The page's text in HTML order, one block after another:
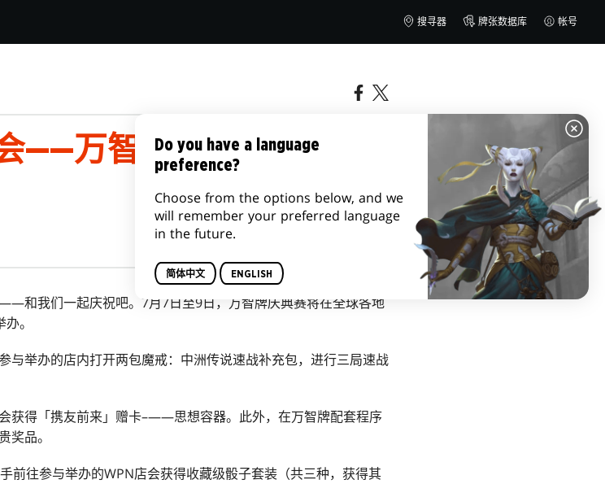
搜寻器 牌张数据库 帐号
——万智牌庆典赛！
和我们一起庆祝吧。7月7日至9日，万智牌庆典赛将在全球各地
。
与举办的店内打开两包魔戒：中洲传说速战补充包，进行三局速战
获得「携友前来」赠卡–——思想容器。此外，在万智牌配套程序
奖品。
前往参与举办的WPN店会获得收藏级骰子套装（共三种，获得其
Do you have a language
preference?
Choose from the options below, and we
will remember your preferred language
in the future.
简体中文 ENGLISH